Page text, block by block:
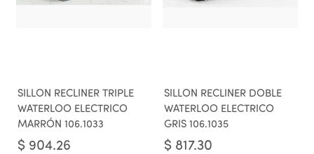
SILLON RECLINER TRIPLE
WATERLOO ELECTRICO
MARRÓN 106.1033
$ 904.26
SILLON RECLINER DOBLE
WATERLOO ELECTRICO
GRIS 106.1035
$ 817.30